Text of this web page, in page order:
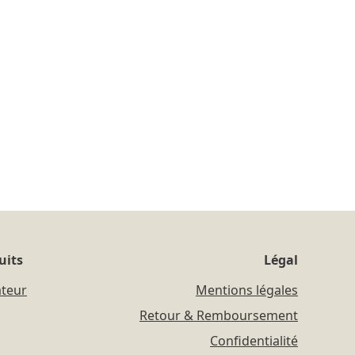
Légal
Mentions légales
Retour & Remboursement
Confidentialité